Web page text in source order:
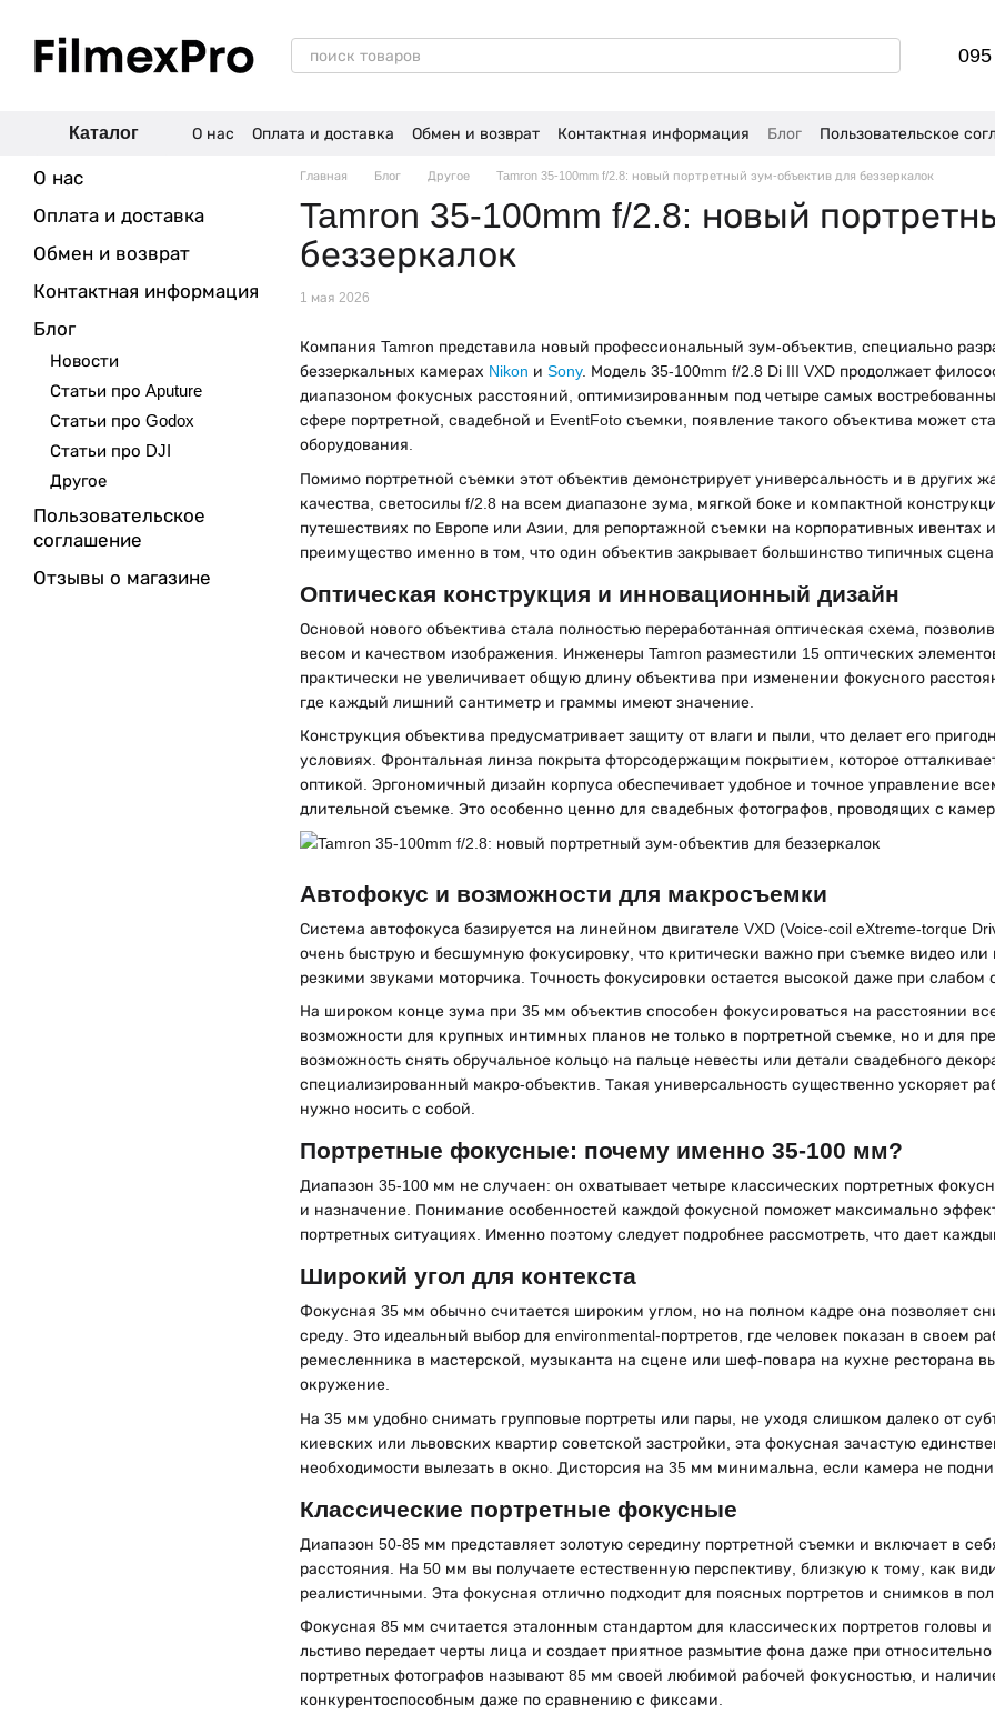
Каталог О нас Оплата и доставка Обмен и возврат Контактная информация Блог
Пользовательское
Главная Блог Другое Tamron 35-100mm f/2.8: новый портретный зум-объектив для беззеркалок
Tamron 35-100mm f/2.8: новый
беззеркалок
1 мая 2026
Компания Tamron представила новый профессиональный зум-объектив, специально
беззеркальных камерах Nikon и Sony. Модель 35-100mm f/2.8 Di III VXD продолжает
диапазоном фокусных расстояний, оптимизированным под четыре самых
сфере портретной, свадебной и EventFoto съемки, появление такого объектива может
оборудования.
Помимо портретной съемки этот объектив демонстрирует универсальность и в других
качества, светосилы f/2.8 на всем диапазоне зума, мягкой боке и компактной
путешествиях по Европе или Азии, для репортажной съемки на корпоративных
преимущество именно в том, что один объектив закрывает большинство типичных
Оптическая конструкция и инновационный дизайн
Основой нового объектива стала полностью переработанная оптическая схема,
весом и качеством изображения. Инженеры Tamron разместили 15 оптических
практически не увеличивает общую длину объектива при изменении фокусного
где каждый лишний сантиметр и граммы имеют значение.
Конструкция объектива предусматривает защиту от влаги и пыли, что делает его
условиях. Фронтальная линза покрыта фторсодержащим покрытием, которое
оптикой. Эргономичный дизайн корпуса обеспечивает удобное и точное управление
длительной съемке. Это особенно ценно для свадебных фотографов, проводящих с
Автофокус и возможности для макросъемки
Система автофокуса базируется на линейном двигателе VXD (Voice-coil eXtreme-torque
очень быструю и бесшумную фокусировку, что критически важно при съемке видео или
резкими звуками моторчика. Точность фокусировки остается высокой даже при
На широком конце зума при 35 мм объектив способен фокусироваться на расстоянии
возможности для крупных интимных планов не только в портретной съемке, но и для
возможность снять обручальное кольцо на пальце невесты или детали свадебного
специализированный макро-объектив. Такая универсальность существенно ускоряет
нужно носить с собой.
Портретные фокусные: почему именно 35-100 мм?
Диапазон 35-100 мм не случаен: он охватывает четыре классических портретных
и назначение. Понимание особенностей каждой фокусной поможет максимально
портретных ситуациях. Именно поэтому следует подробнее рассмотреть, что дает
Широкий угол для контекста
Фокусная 35 мм обычно считается широким углом, но на полном кадре она позволяет
среду. Это идеальный выбор для environmental-портретов, где человек показан в своем
ремесленника в мастерской, музыканта на сцене или шеф-повара на кухне ресторана
окружение.
На 35 мм удобно снимать групповые портреты или пары, не уходя слишком далеко от
киевских или львовских квартир советской застройки, эта фокусная зачастую
необходимости вылезать в окно. Дисторсия на 35 мм минимальна, если камера не
Классические портретные фокусные
Диапазон 50-85 мм представляет золотую середину портретной съемки и включает в
расстояния. На 50 мм вы получаете естественную перспективу, близкую к тому, как
реалистичными. Эта фокусная отлично подходит для поясных портретов и снимков в
Фокусная 85 мм считается эталонным стандартом для классических портретов головы
льстиво передает черты лица и создает приятное размытие фона даже при
портретных фотографов называют 85 мм своей любимой рабочей фокусностью, и
конкурентоспособным даже по сравнению с фиксами.
О нас
Оплата и доставка
Обмен и возврат
Контактная информация
Блог
Новости
Статьи про Aputure
Статьи про Godox
Статьи про DJI
Другое
Пользовательское
соглашение
Отзывы о магазине